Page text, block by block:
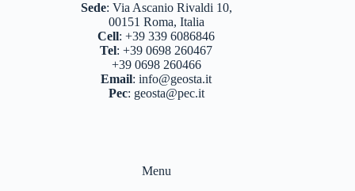
Sede: Via Ascanio Rivaldi 10,
00151 Roma, Italia
Cell:+39 339 6086846
Tel:+39 0698 260467
+39 0698 260466
Email:info@geosta.it
Pec: geosta@pec.it
Menu